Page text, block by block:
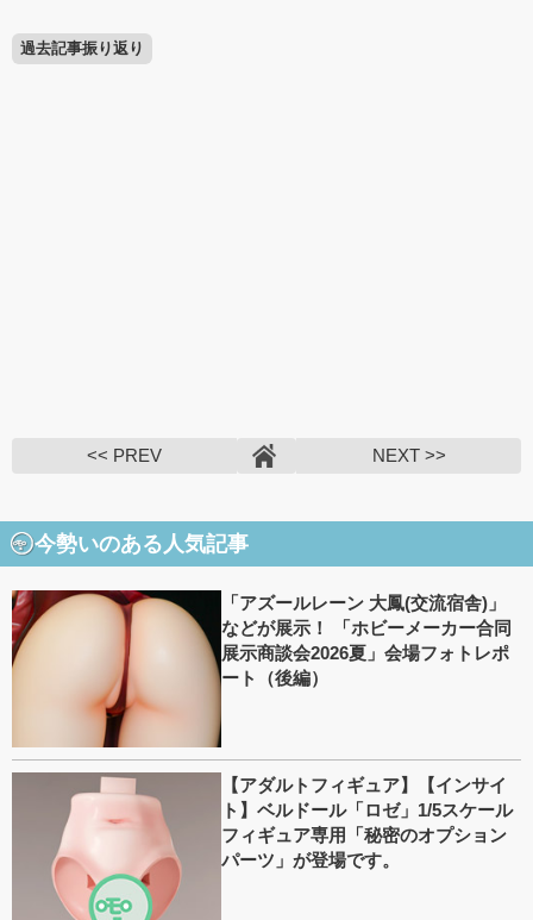
過去記事振り返り
<< PREV NEXT >>
今勢いのある人気記事
「アズールレーン 大鳳(交流宿舎)」
などが展示！ 「ホビーメーカー合同
展示商談会2026夏」会場フォトレポ
ート（後編）
【アダルトフィギュア】【インサイ
ト】ベルドール「ロゼ」1/5スケール
フィギュア専用「秘密のオプション
パーツ」が登場です。